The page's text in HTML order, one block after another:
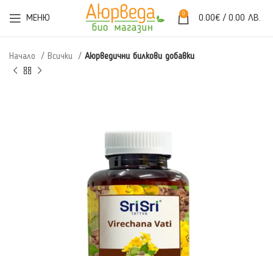
МЕНЮ 0 0.00€ / 0.00 ЛВ.
Начало Всички Аюрведични билкови добавки